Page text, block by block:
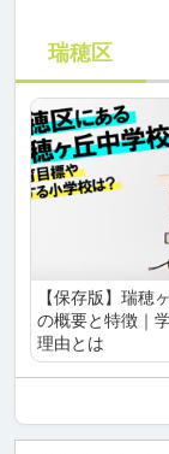
瑞穂区
【保存版】瑞穂
の概要と特徴｜
理由とは